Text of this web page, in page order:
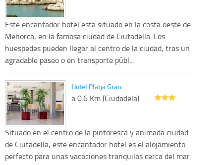
Este encantador hotel esta situado en la costa oeste de
Menorca, en la famosa ciudad de Ciutadella. Los
huespedes pueden llegar al centro de la ciudad, tras un
agradable paseo o en transporte públ...
Hotel Platja Gran
a 0.6 Km (Ciudadela)
Situado en el centro de la pintoresca y animada ciudad
de Ciutadella, este encantador hotel es el alojamiento
perfecto para unas vacaciones tranquilas cerca del mar.